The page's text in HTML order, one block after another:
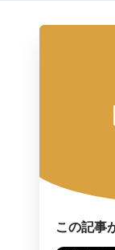
この記事